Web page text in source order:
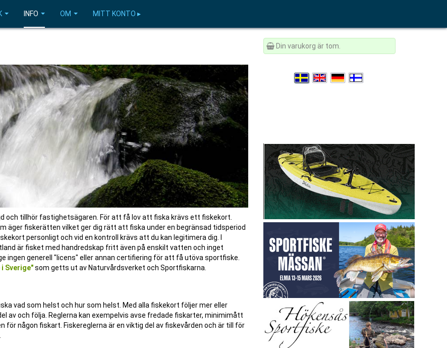
INFO OM MITT KONTO ▸
och tillhör fastighetsägaren. För att få lov att fiska krävs ett fiskekort.
äger fiskerätten vilket ger dig rätt att fiska under en begränsad tidsperiod
personligt och vid en kontroll krävs att du kan legitimera dig. I
är fisket med handredskap fritt även på enskilt vatten och inget
ingen generell "licens" eller annan certifiering för att få utöva sportfiske.
Sverige"som getts ut av Naturvårdsverket och Sportfiskarna.
vad som helst och hur som helst. Med alla fiskekort följer mer eller
av och följa. Reglerna kan exempelvis avse fredade fiskarter, minimimått
någon fiskart. Fiskereglerna är en viktig del av fiskevården och är till för
Din varukorg är tom.